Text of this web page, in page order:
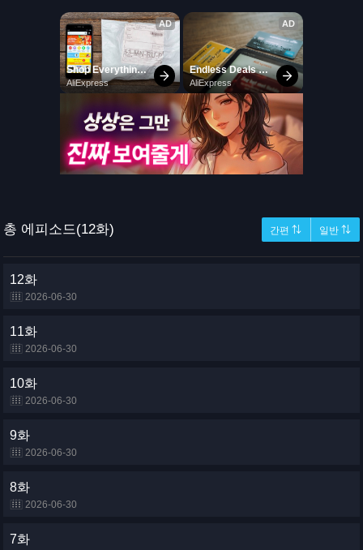
총 에피소드(12화) 간편 ⇅ 일반 ⇅
12화
2026-06-30
11화
2026-06-30
10화
2026-06-30
9화
2026-06-30
8화
2026-06-30
7화